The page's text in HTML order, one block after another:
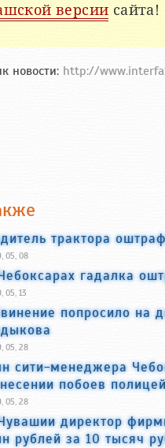
версии сайта!
новости: http://
трактора
05, 08
гадалка
05, 13
попросило на
05, 28
сити-менеджера
побоев
05, 28
директор
рублей за 10 тысяч